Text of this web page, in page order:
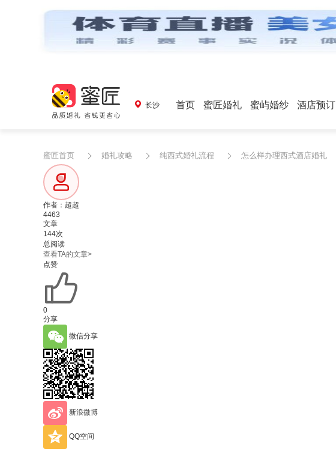
长沙 首页 蜜匠婚礼 蜜屿婚纱 酒店预订
蜜匠首页 婚礼攻略 纯西式婚礼流程 怎么样办理西式酒店婚礼
作者：超超
4463
文章
144次
总阅读
查看TA的文章>
点赞
0
分享
微信分享
新浪微博
QQ空间